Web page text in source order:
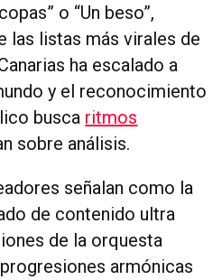
o “Un beso”,
las listas más virales de
ha escalado a
y el reconocimiento
busca ritmos
sobre análisis.
señalan como la
de contenido ultra
de la orquesta
armónicas